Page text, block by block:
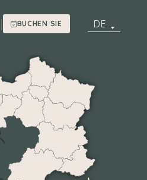
DE
| BUCHEN SIE